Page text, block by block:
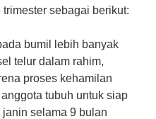
sebagai berikut:
bumil lebih banyak
telur dalam rahim,
proses kehamilan
tubuh untuk siap
selama 9 bulan